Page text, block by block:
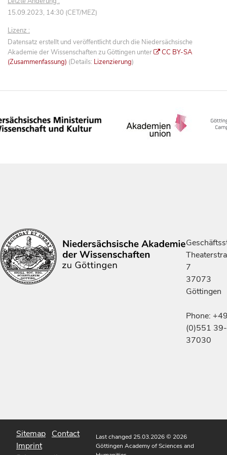
15.09.2023, 14:30 (CET/MEZ)
Lizenz :
Datensatz erstellt und veröffentlicht durch die Niedersächsische
Akademie der Wissenschaften zu Göttingen unter
CC BY-SA
(Zusammenfassung) (Details: Lizenzierung)
7
37073
Göttingen
Phone:
(0)551 39-
37030
Sitemap Contact
Imprint
Last changed 25.03.2026© 2026
Göttingen Academy of Sciences and